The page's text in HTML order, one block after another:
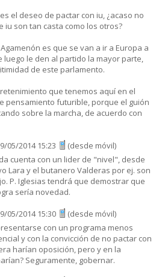
el deseo de pactar con iu, ¿acaso no
iu son tan casta como los otros?
es que se van a ir a Europa a
luego le den al partido la mayor parte,
de este parlamento.
que tenemos aquí en el
pensamiento futurible, porque el guión
sobre la marcha, de acuerdo con
05/2014 15:23
(desde móvil)
cuenta con un lider de "nivel", desde
Lara y el butanero Valderas por ej. son
P. Iglesias tendrá que demostrar que
sería novedad.
05/2014 15:30
(desde móvil)
con un programa menos
y con la convicción de no pactar con
harían oposición, pero y en la
Seguramente, gobernar.